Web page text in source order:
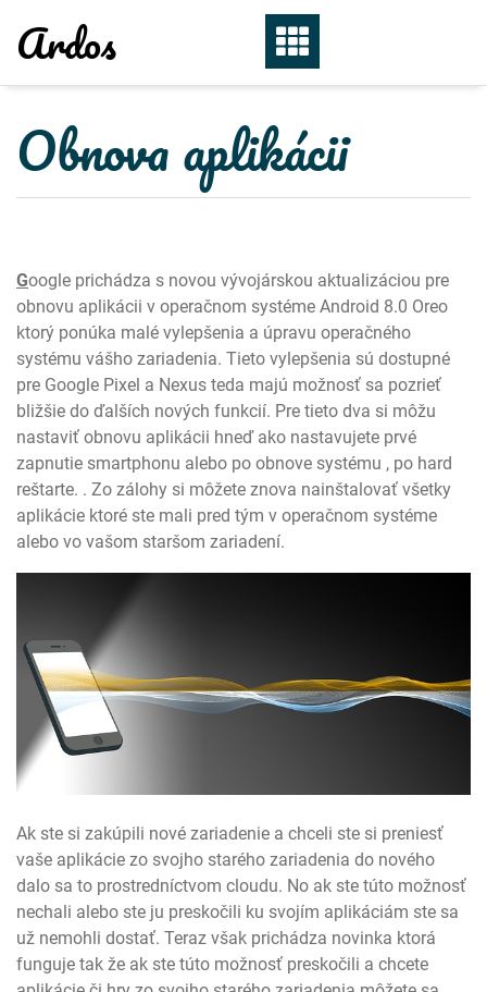
content
Ardos
Obnova aplikácii
Google prichádza s novou vývojárskou aktualizáciou pre
obnovu aplikácii v operačnom systéme Android 8.0 Oreo
ktorý ponúka malé vylepšenia a úpravu operačného
systému vášho zariadenia. Tieto vylepšenia sú dostupné
pre Google Pixel a Nexus teda majú možnosť sa pozrieť
bližšie do ďalších nových funkcií. Pre tieto dva si môžu
nastaviť obnovu aplikácii hneď ako nastavujete prvé
zapnutie smartphonu alebo po obnove systému , po hard
reštarte. . Zo zálohy si môžete znova nainštalovať všetky
aplikácie ktoré ste mali pred tým v operačnom systéme
alebo vo vašom staršom zariadení.
Ak ste si zakúpili nové zariadenie a chceli ste si preniesť
vaše aplikácie zo svojho starého zariadenia do nového
dalo sa to prostredníctvom cloudu. No ak ste túto možnosť
nechali alebo ste ju preskočili ku svojím aplikáciám ste sa
už nemohli dostať. Teraz však prichádza novinka ktorá
funguje tak že ak ste túto možnosť preskočili a chcete